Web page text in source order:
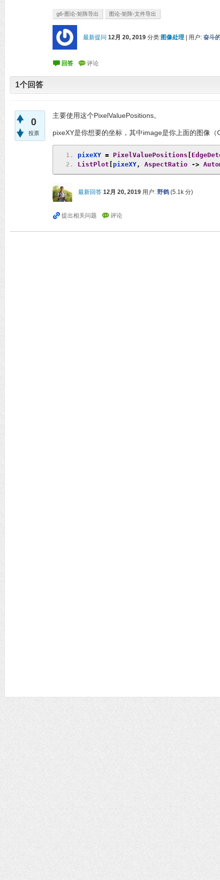
g6-图论-矩阵导出 图论-矩阵-文件导出
最新提问 12月 20, 2019 分类:图像处理 用户: 奋斗
1个回答
0
投票
主要使用这个PixelValuePositions。
pixeXY是你想要的坐标， 其中image是你上面的图像（
pixeXY = PixelValuePositions
ListPlot
pixeXY , AspectRatio ->
最新回答 12月 20, 2019 用户: 野鹤 (5.1k 分)